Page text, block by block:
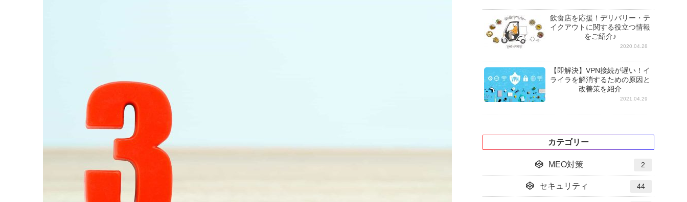
飲食店を応援！デリバリー・テ
イクアウトに関する役立つ情報
をご紹介♪
2020.04.28
【即解決】VPN接続が遅い！イ
ライラを解消するための原因と
改善策を紹介
2021.04.29
カテゴリー
MEO対策 2
セキュリティ 44